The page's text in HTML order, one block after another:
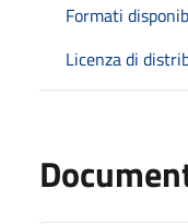
Formati
Licenza di